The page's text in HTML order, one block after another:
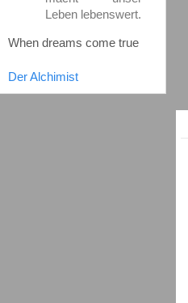
Leben lebenswert.
When dreams come true
Der Alchimist